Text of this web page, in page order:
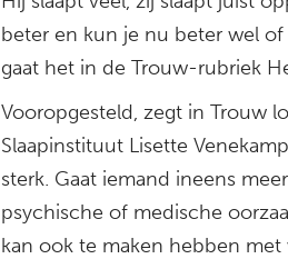
beter en kun je nu beter wel
gaat het in de Trouw-rubriek
Vooropgesteld, zegt in Trouw
Slaapinstituut Lisette
sterk. Gaat iemand ineens
psychische of medische
kan ook te maken hebben met